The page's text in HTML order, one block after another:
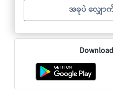
အခုပဲ လျှော